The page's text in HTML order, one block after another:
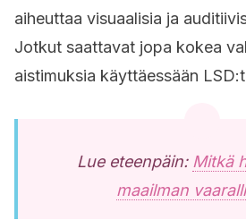
aiheuttaa visuaalisia ja
Jotkut saattavat jopa kokea
aistimuksia käyttäessään
Lue eteenpäin: Mitkä
maailman